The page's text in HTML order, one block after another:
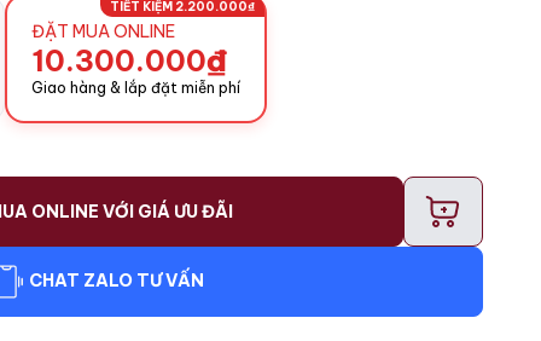
TIẾT KIỆM 2.200.000₫
ĐẶT MUA ONLINE
10.300.000₫
Giao hàng & lắp đặt miễn phí
ONLINE VỚI GIÁ ƯU ĐÃI +
CHAT ZALO TƯ VẤN